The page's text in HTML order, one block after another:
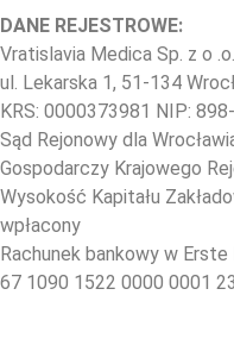
DANE REJESTROWE:
Vratislavia Medica Sp. z o .o.
ul. Lekarska 1, 51-134
KRS: 0000373981 NIP:
Sąd Rejonowy dla
Gospodarczy Krajowego
Wysokość Kapitału
wpłacony
Rachunek bankowy w
67 1090 1522 0000 0001